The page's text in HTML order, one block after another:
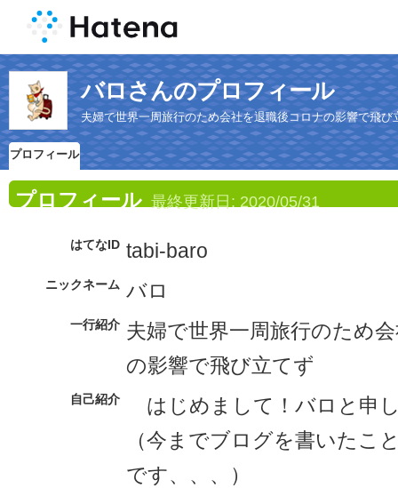
バロさんのプロフィール
夫婦で世界一周旅行のため会社を退職後コロナの影響で飛び
プロフィール
プロフィール 最終更新日: 2020/05/31
はてなID tabi-baro
ニックネーム バロ
一行紹介 夫婦で世界一周旅行のため
の影響で飛び立てず
自己紹介
はじめまして！バロと申
（今までブログを書いたこ
です、、、）